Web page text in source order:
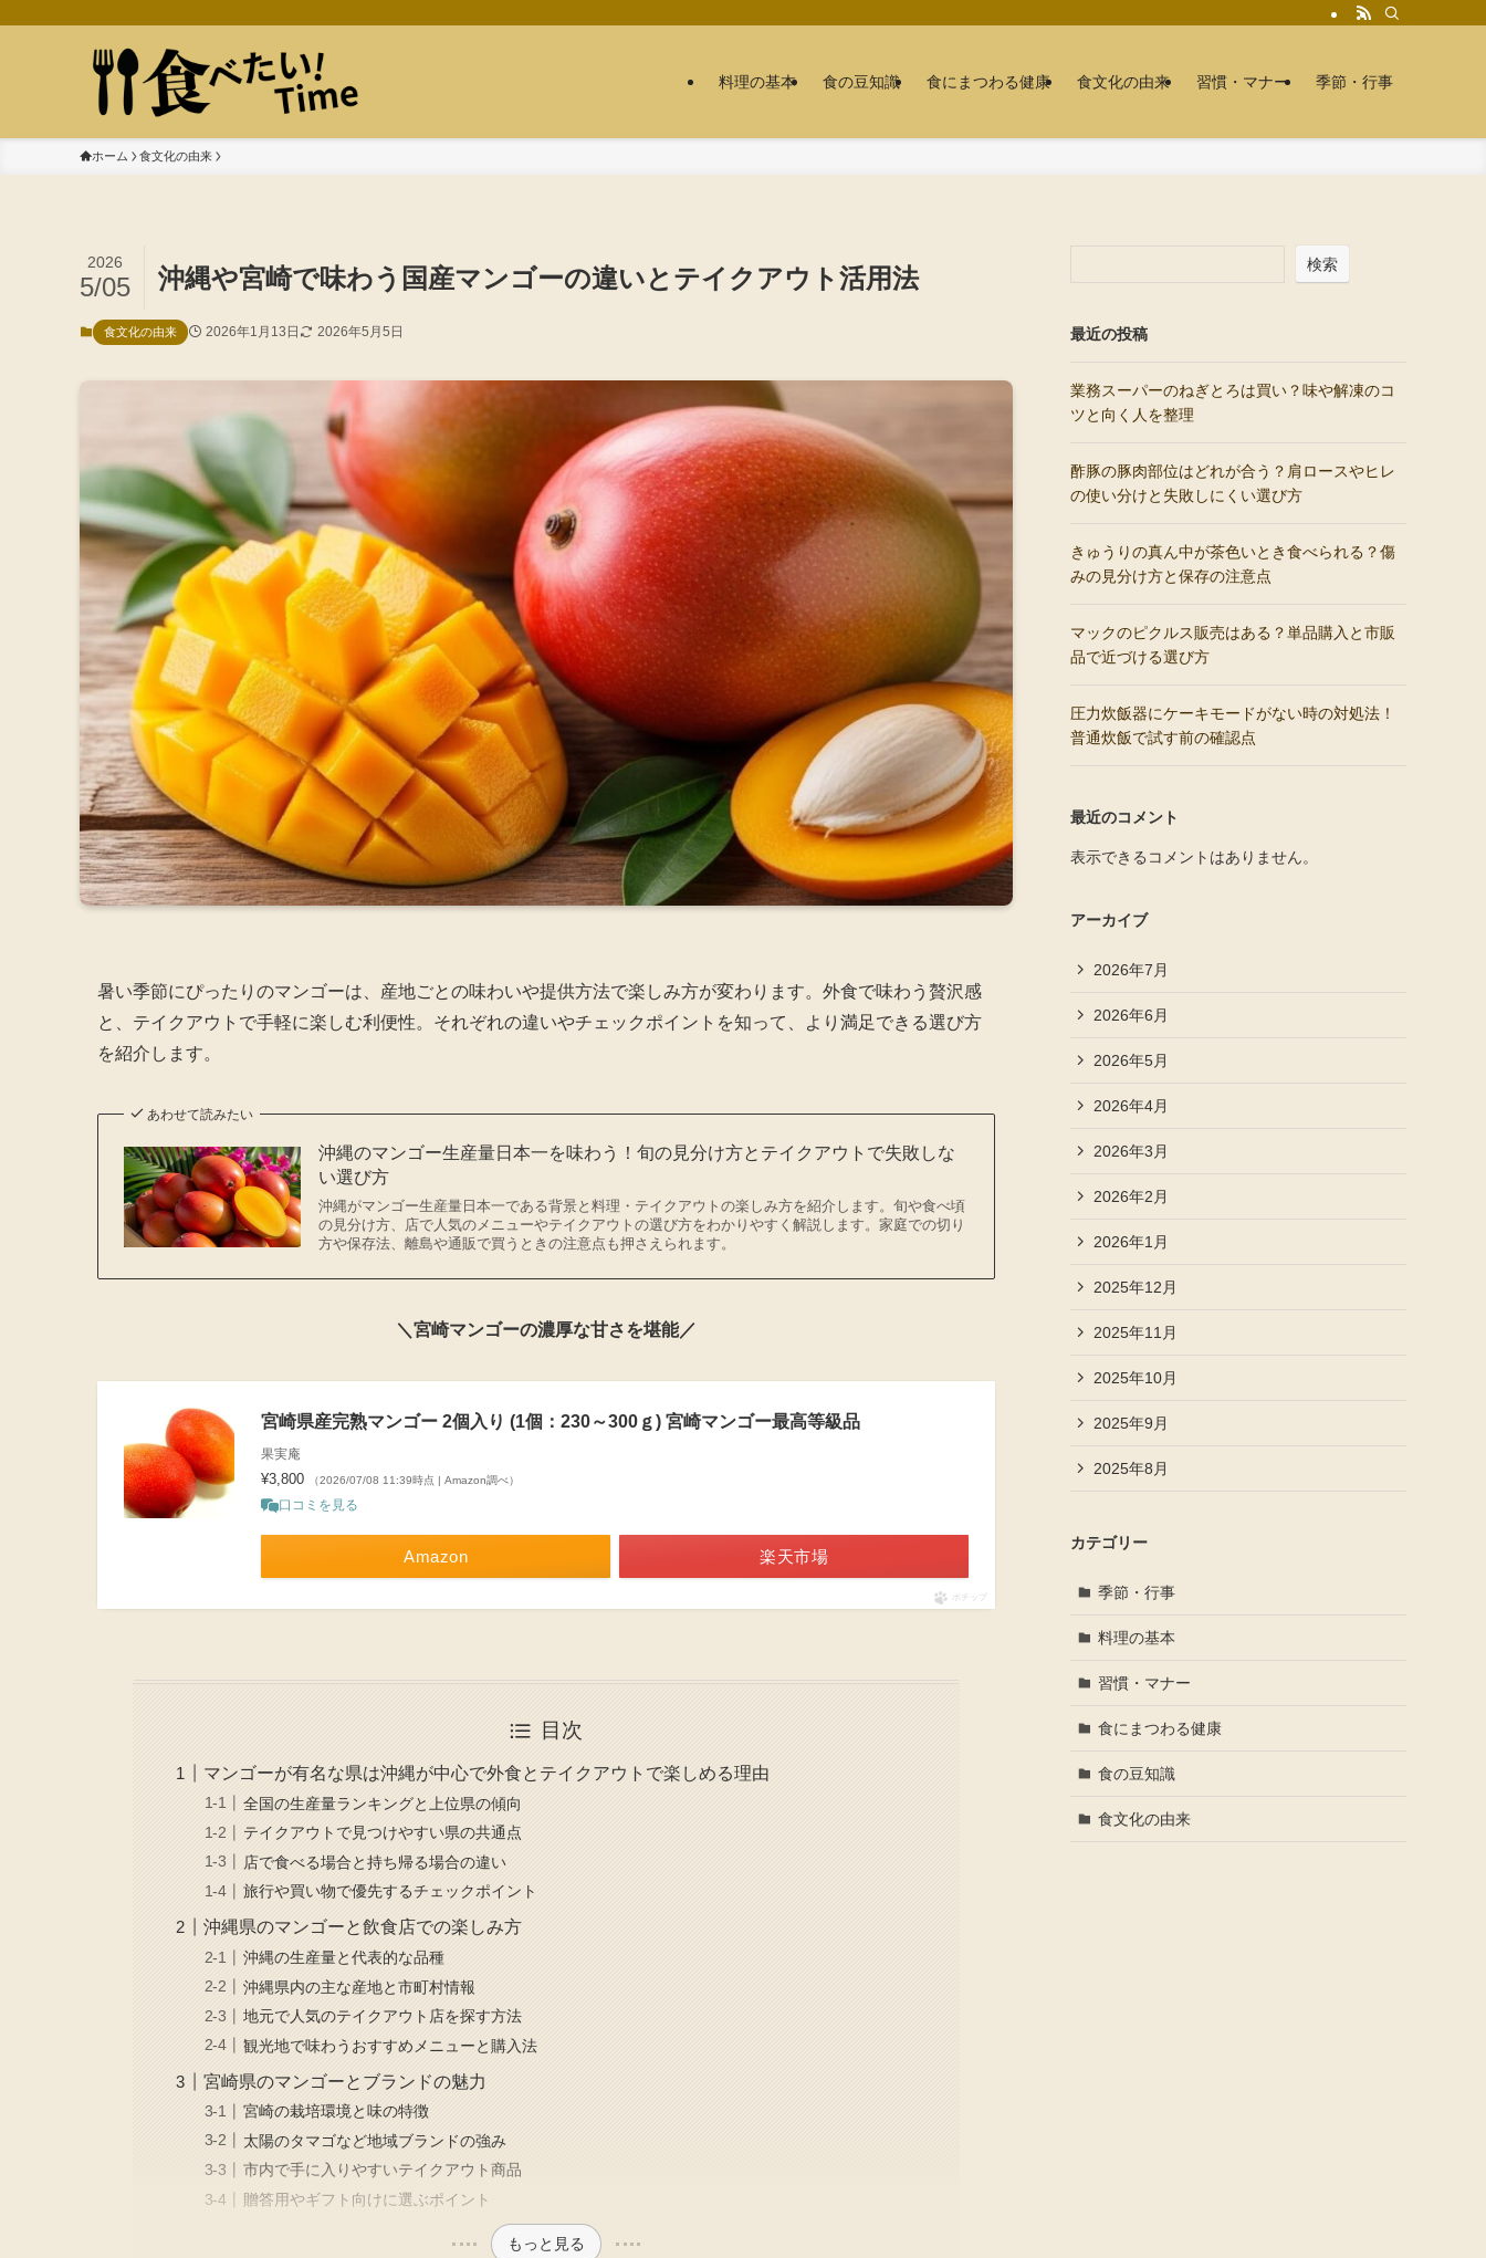
料理の基本 食の豆知識 食にまつわる健康 食文化の由来 習慣・マナー 季節・行事
ホーム 食文化の由来
沖縄や宮崎で味わう国産マンゴーの違いとテイクアウト活用法
2026
5/05
食文化の由来 2026年1月13日 2026年5月5日
暑い季節にぴったりのマンゴーは、産地ごとの味わいや提供方法で楽しみ方が変わります。外食で味わう贅沢感
と、テイクアウトで手軽に楽しむ利便性。それぞれの違いやチェックポイントを知って、より満足できる選び方
を紹介します。
あわせて読みたい
沖縄のマンゴー生産量日本一を味わう！旬の見分け方とテイクアウトで失敗しな
い選び方
沖縄がマンゴー生産量日本一である背景と料理・テイクアウトの楽しみ方を紹介します。旬や食べ頃
の見分け方、店で人気のメニューやテイクアウトの選び方をわかりやすく解説します。家庭での切り
方や保存法、離島や通販で買うときの注意点も押さえられます。
＼宮崎マンゴーの濃厚な甘さを堪能／
宮崎県産完熟マンゴー 2個入り (1個：230～300ｇ) 宮崎マンゴー最高等級品
果実庵
¥3,800 （2026/07/08 11:39時点 | Amazon調べ）
口コミを見る
Amazon 楽天市場
ポチップ
目次
マンゴーが有名な県は沖縄が中心で外食とテイクアウトで楽しめる理由
全国の生産量ランキングと上位県の傾向
テイクアウトで見つけやすい県の共通点
店で食べる場合と持ち帰る場合の違い
旅行や買い物で優先するチェックポイント
沖縄県のマンゴーと飲食店での楽しみ方
沖縄の生産量と代表的な品種
沖縄県内の主な産地と市町村情報
地元で人気のテイクアウト店を探す方法
観光地で味わうおすすめメニューと購入法
宮崎県のマンゴーとブランドの魅力
宮崎の栽培環境と味の特徴
太陽のタマゴなど地域ブランドの強み
市内で手に入りやすいテイクアウト商品
贈答用やギフト向けに選ぶポイント
もっと見る
検索
最近の投稿
業務スーパーのねぎとろは買い？味や解凍のコ
ツと向く人を整理
酢豚の豚肉部位はどれが合う？肩ロースやヒレ
の使い分けと失敗しにくい選び方
きゅうりの真ん中が茶色いとき食べられる？傷
みの見分け方と保存の注意点
マックのピクルス販売はある？単品購入と市販
品で近づける選び方
圧力炊飯器にケーキモードがない時の対処法！
普通炊飯で試す前の確認点
最近のコメント
表示できるコメントはありません。
アーカイブ
2026年7月
2026年6月
2026年5月
2026年4月
2026年3月
2026年2月
2026年1月
2025年12月
2025年11月
2025年10月
2025年9月
2025年8月
カテゴリー
季節・行事
料理の基本
習慣・マナー
食にまつわる健康
食の豆知識
食文化の由来